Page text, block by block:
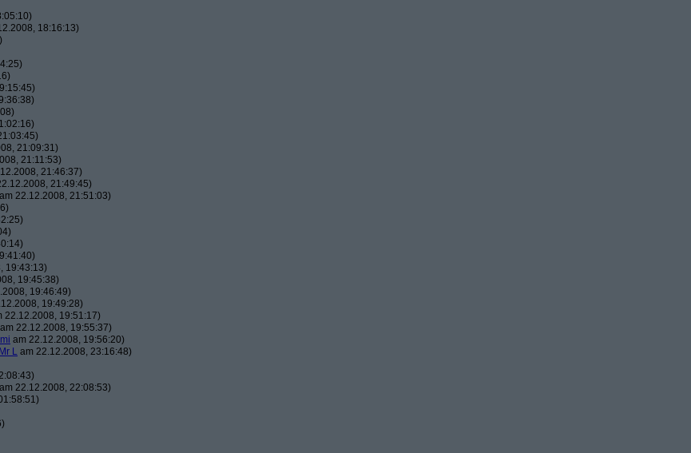
18:16:13)
21:09:31)
21:11:53)
21:46:37)
21:49:45)
am 22.12.2008, 21:51:03)
19:43:13)
19:45:38)
19:46:49)
19:49:28)
22.12.2008, 19:51:17)
am 22.12.2008, 19:55:37)
am 22.12.2008, 19:56:20)
Mr L am 22.12.2008, 23:16:48)
am 22.12.2008, 22:08:53)